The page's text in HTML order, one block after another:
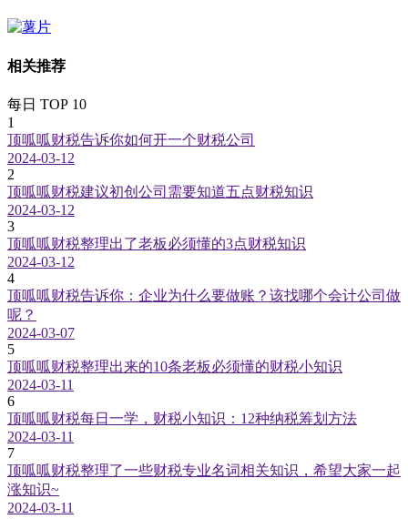
相关推荐
每日 TOP 10
1
顶呱呱财税告诉你如何开一个财税公司
2024-03-12
2
顶呱呱财税建议初创公司需要知道五点财税知识
2024-03-12
3
顶呱呱财税整理出了老板必须懂的3点财税知识
2024-03-12
4
顶呱呱财税告诉你：企业为什么要做账？该找哪个会计公司做
呢？
2024-03-07
5
顶呱呱财税整理出来的10条老板必须懂的财税小知识
2024-03-11
6
顶呱呱财税每日一学，财税小知识：12种纳税筹划方法
2024-03-11
7
顶呱呱财税整理了一些财税专业名词相关知识，希望大家一起
涨知识~
2024-03-11